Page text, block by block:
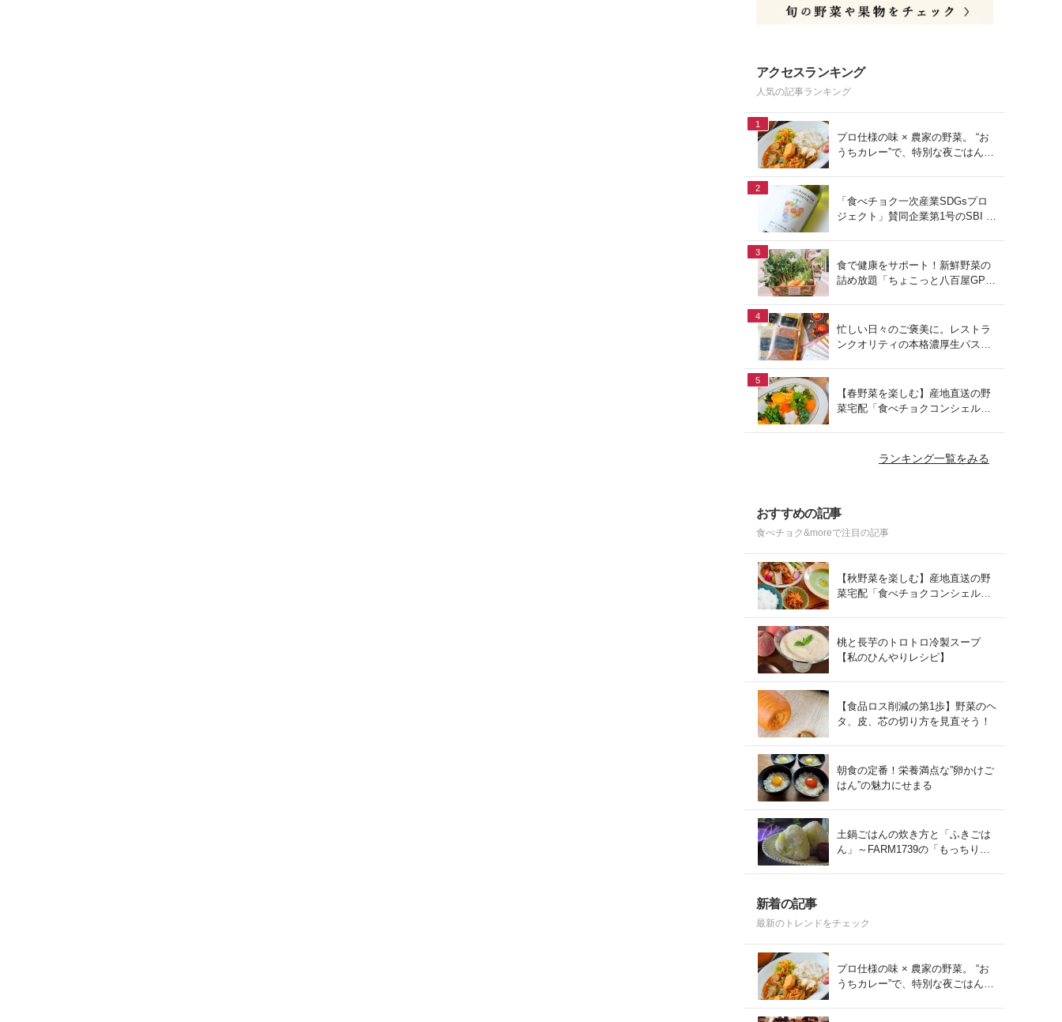
アクセスランキング
人気の記事ランキング
1
プロ仕様の味 × 農家の野菜。 “お
うちカレー”で、特別な夜ごはん
2
「食べチョク一次産業SDGsプロ
ジェクト」賛同企業第1号のSBI F
3
食で健康をサポート！新鮮野菜の
詰め放題「ちょこっと八百屋GP
4
忙しい日々のご褒美に。レストラ
ンクオリティの本格濃厚生パスタ
5
【春野菜を楽しむ】産地直送の野
菜宅配「食べチョクコンシェルジ
ランキング一覧をみる
おすすめの記事
食べチョク&moreで注目の記事
【秋野菜を楽しむ】産地直送の野
菜宅配「食べチョクコンシェルジ
桃と長芋のトロトロ冷製スープ
【私のひんやりレシピ】
【食品ロス削減の第1歩】野菜のヘ
タ、皮、芯の切り方を見直そう！
朝食の定番！栄養満点な”卵かけご
はん”の魅力にせまる
土鍋ごはんの炊き方と「ふきごは
ん」～FARM1739の「もっちりコ
新着の記事
最新のトレンドをチェック
プロ仕様の味 × 農家の野菜。 “お
うちカレー”で、特別な夜ごはん